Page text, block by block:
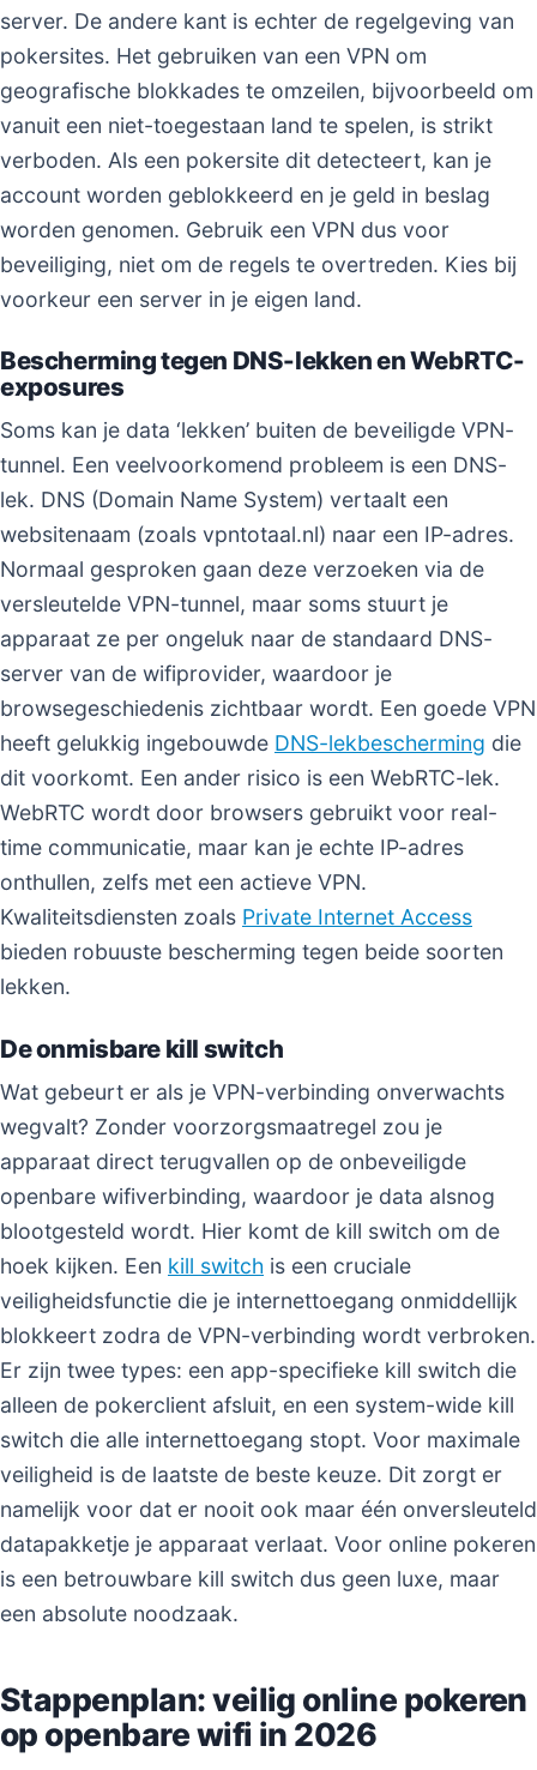
server. De andere kant is echter de regelgeving van
pokersites. Het gebruiken van een VPN om
geografische blokkades te omzeilen, bijvoorbeeld om
vanuit een niet-toegestaan land te spelen, is strikt
verboden. Als een pokersite dit detecteert, kan je
account worden geblokkeerd en je geld in beslag
worden genomen. Gebruik een VPN dus voor
beveiliging, niet om de regels te overtreden. Kies bij
voorkeur een server in je eigen land.
Bescherming tegen DNS-lekken en WebRTC-
exposures
Soms kan je data ‘lekken’ buiten de beveiligde VPN-
tunnel. Een veelvoorkomend probleem is een DNS-
lek. DNS (Domain Name System) vertaalt een
websitenaam (zoals vpntotaal.nl) naar een IP-adres.
Normaal gesproken gaan deze verzoeken via de
versleutelde VPN-tunnel, maar soms stuurt je
apparaat ze per ongeluk naar de standaard DNS-
server van de wifiprovider, waardoor je
browsegeschiedenis zichtbaar wordt. Een goede VPN
heeft gelukkig ingebouwde DNS-lekbescherming die
dit voorkomt. Een ander risico is een WebRTC-lek.
WebRTC wordt door browsers gebruikt voor real-
time communicatie, maar kan je echte IP-adres
onthullen, zelfs met een actieve VPN.
Kwaliteitsdiensten zoals Private Internet Access
bieden robuuste bescherming tegen beide soorten
lekken.
De onmisbare kill switch
Wat gebeurt er als je VPN-verbinding onverwachts
wegvalt? Zonder voorzorgsmaatregel zou je
apparaat direct terugvallen op de onbeveiligde
openbare wifiverbinding, waardoor je data alsnog
blootgesteld wordt. Hier komt de kill switch om de
hoek kijken. Een kill switch is een cruciale
veiligheidsfunctie die je internettoegang onmiddellijk
blokkeert zodra de VPN-verbinding wordt verbroken.
Er zijn twee types: een app-specifieke kill switch die
alleen de pokerclient afsluit, en een system-wide kill
switch die alle internettoegang stopt. Voor maximale
veiligheid is de laatste de beste keuze. Dit zorgt er
namelijk voor dat er nooit ook maar één onversleuteld
datapakketje je apparaat verlaat. Voor online pokeren
is een betrouwbare kill switch dus geen luxe, maar
een absolute noodzaak.
Stappenplan: veilig online pokeren
op openbare wifi in 2026